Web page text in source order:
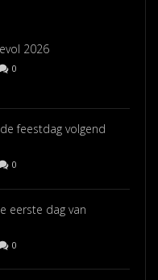
2026
0
feestdag volgend
0
eerste dag van
0